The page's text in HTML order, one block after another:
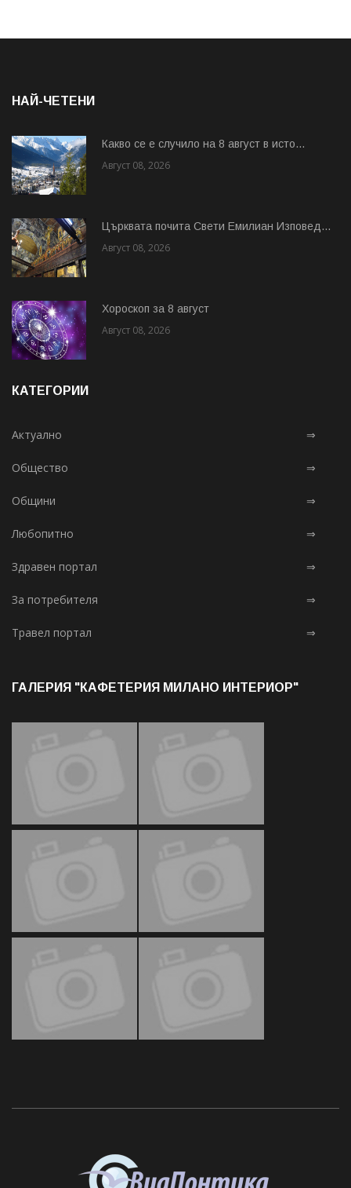
НАЙ-ЧЕТЕНИ
Какво се е случило на 8 август в исто...
Август 08, 2026
Църквата почита Свeти Емилиан Изповед...
Август 08, 2026
Хороскоп за 8 август
Август 08, 2026
КАТЕГОРИИ
Актуално ⇒
Общество ⇒
Общини ⇒
Любопитно ⇒
Здравен портал ⇒
За потребителя ⇒
Травел портал ⇒
ГАЛЕРИЯ "КАФЕТЕРИЯ МИЛАНО ИНТЕРИОР"